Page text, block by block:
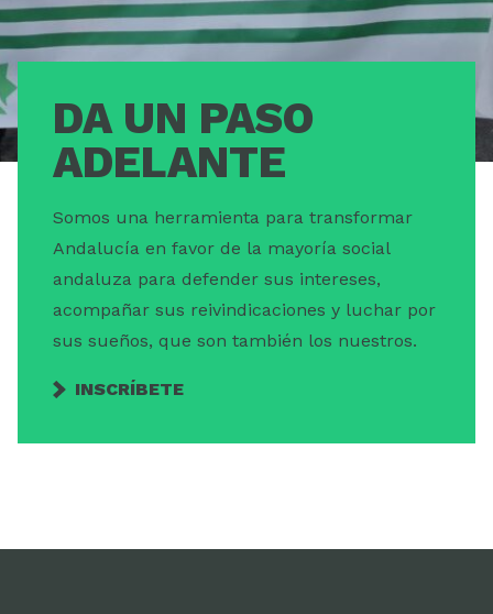
DA UN PASO
ADELANTE
Somos una herramienta para transformar
Andalucía en favor de la mayoría social
andaluza para defender sus intereses,
acompañar sus reivindicaciones y luchar por
sus sueños, que son también los nuestros.
INSCRÍBETE